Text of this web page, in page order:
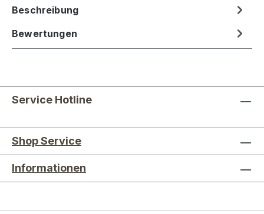
Beschreibung
Bewertungen
Service Hotline
Shop Service
Informationen